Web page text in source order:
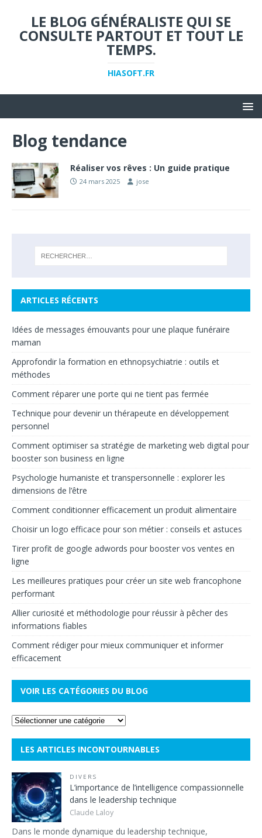
LE BLOG GÉNÉRALISTE QUI SE
CONSULTE PARTOUT ET TOUT LE
TEMPS.
HIASOFT.FR
Blog tendance
Réaliser vos rêves : Un guide pratique
24 mars 2025 jose
ARTICLES RÉCENTS
Idées de messages émouvants pour une plaque funéraire
maman
Approfondir la formation en ethnopsychiatrie : outils et
méthodes
Comment réparer une porte qui ne tient pas fermée
Technique pour devenir un thérapeute en développement
personnel
Comment optimiser sa stratégie de marketing web digital pour
booster son business en ligne
Psychologie humaniste et transpersonnelle : explorer les
dimensions de l’être
Comment conditionner efficacement un produit alimentaire
Choisir un logo efficace pour son métier : conseils et astuces
Tirer profit de google adwords pour booster vos ventes en
ligne
Les meilleures pratiques pour créer un site web francophone
performant
Allier curiosité et méthodologie pour réussir à pêcher des
informations fiables
Comment rédiger pour mieux communiquer et informer
efficacement
VOIR LES CATÉGORIES DU BLOG
LES ARTICLES INCONTOURNABLES
DIVERS
L’importance de l’intelligence compassionnelle
dans le leadership technique
Claude Laloy
Dans le monde dynamique du leadership technique,